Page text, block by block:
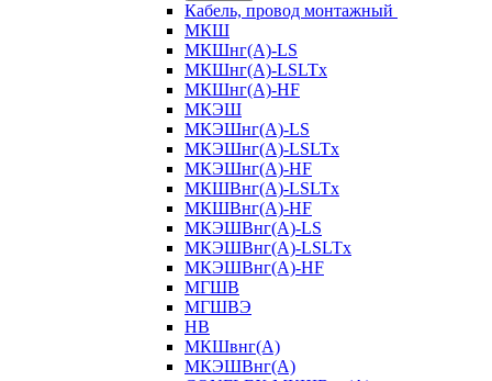
Кабель, провод монтажный
МКШ
МКШнг(А)-LS
МКШнг(А)-LSLTx
МКШнг(А)-HF
МКЭШ
МКЭШнг(А)-LS
МКЭШнг(А)-LSLTx
МКЭШнг(А)-HF
МКШВнг(A)-LSLTx
МКШВнг(А)-HF
МКЭШВнг(А)-LS
МКЭШВнг(A)-LSLTx
МКЭШВнг(А)-HF
МГШВ
МГШВЭ
НВ
МКШвнг(А)
МКЭШВнг(А)